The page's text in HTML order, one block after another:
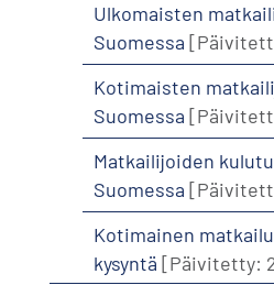
Ulkomaisten
Suomessa
Kotimaisten
Suomessa
Matkailijoiden
Suomessa
Kotimainen
kysyntä [Päivitetty: